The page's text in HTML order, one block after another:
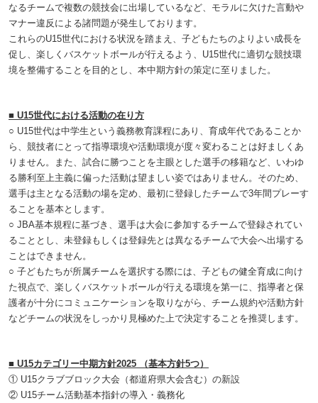
なるチームで複数の競技会に出場しているなど、モラルに欠けた言動や
マナー違反による諸問題が発生しております。
これらのU15世代における状況を踏まえ、子どもたちのよりよい成長を
促し、楽しくバスケットボールが行えるよう、U15世代に適切な競技環
境を整備することを目的とし、本中期方針の策定に至りました。
■ U15世代における活動の在り方
○ U15世代は中学生という義務教育課程にあり、育成年代であることか
ら、競技者にとって指導環境や活動環境が度々変わることは好ましくあ
りません。また、試合に勝つことを主眼とした選手の移籍など、いわゆ
る勝利至上主義に偏った活動は望ましい姿ではありません。そのため、
選手は主となる活動の場を定め、最初に登録したチームで3年間プレーす
ることを基本とします。
○ JBA基本規程に基づき、選手は大会に参加するチームで登録されてい
ることとし、未登録もしくは登録先とは異なるチームで大会へ出場する
ことはできません。
○ 子どもたちが所属チームを選択する際には、子どもの健全育成に向け
た視点で、楽しくバスケットボールが行える環境を第一に、指導者と保
護者が十分にコミュニケーションを取りながら、チーム規約や活動方針
などチームの状況をしっかり見極めた上で決定することを推奨します。
■ U15カテゴリー中期方針2025 （基本方針5つ）
① U15クラブブロック大会（都道府県大会含む）の新設
② U15チーム活動基本指針の導入・義務化